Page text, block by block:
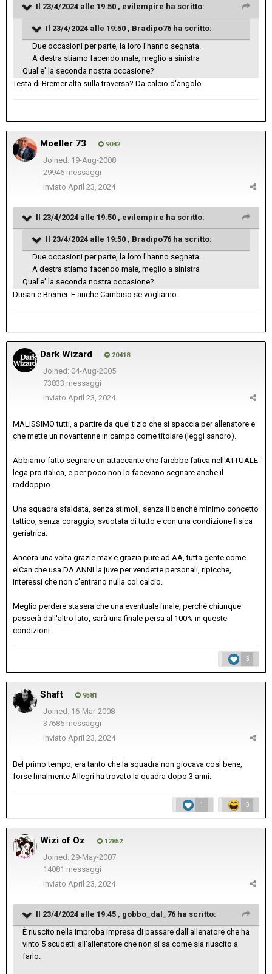
Il 23/4/2024 alle 19:50 , evilempire ha scritto:
Il 23/4/2024 alle 19:50 , Bradipo76 ha scritto:
Due occasioni per parte, la loro l'hanno segnata.
A destra stiamo facendo male, meglio a sinistra
Qual'e' la seconda nostra occasione?
Testa di Bremer alta sulla traversa? Da calcio d'angolo
Moeller 73 9042
Joined: 19-Aug-2008
29946 messaggi
Inviato April 23, 2024
Il 23/4/2024 alle 19:50 , evilempire ha scritto:
Il 23/4/2024 alle 19:50 , Bradipo76 ha scritto:
Due occasioni per parte, la loro l'hanno segnata.
A destra stiamo facendo male, meglio a sinistra
Qual'e' la seconda nostra occasione?
Dusan e Bremer. E anche Cambiso se vogliamo.
Dark Wizard 20418
Joined: 04-Aug-2005
73833 messaggi
Inviato April 23, 2024
MALISSIMO tutti, a partire da quel tizio che si spaccia per allenatore e
che mette un novantenne in campo come titolare (leggi sandro).
Abbiamo fatto segnare un attaccante che farebbe fatica nell'ATTUALE
lega pro italica, e per poco non lo facevano segnare anche il
raddoppio.
Una squadra sfaldata, senza stimoli, senza il benchè minimo concetto
tattico, senza coraggio, svuotata di tutto e con una condizione fisica
geriatrica.
Ancora una volta grazie max e grazia pure ad AA, tutta gente come
elCan che usa DA ANNI la juve per vendette personali, ripicche,
interessi che non c'entrano nulla col calcio.
Meglio perdere stasera che una eventuale finale, perchè chiunque
passerà dall'altro lato, sarà una finale persa al 100% in queste
condizioni.
3
Shaft 9581
Joined: 16-Mar-2008
37685 messaggi
Inviato April 23, 2024
Bel primo tempo, era tanto che la squadra non giocava così bene,
forse finalmente Allegri ha trovato la quadra dopo 3 anni.
1 3
Wizi of Oz 12852
Joined: 29-May-2007
14081 messaggi
Inviato April 23, 2024
Il 23/4/2024 alle 19:45 , gobbo_dal_76 ha scritto:
È riuscito nella improba impresa di passare dall'allenatore che ha
vinto 5 scudetti all'allenatore che non si sa come sia riuscito a
farlo.